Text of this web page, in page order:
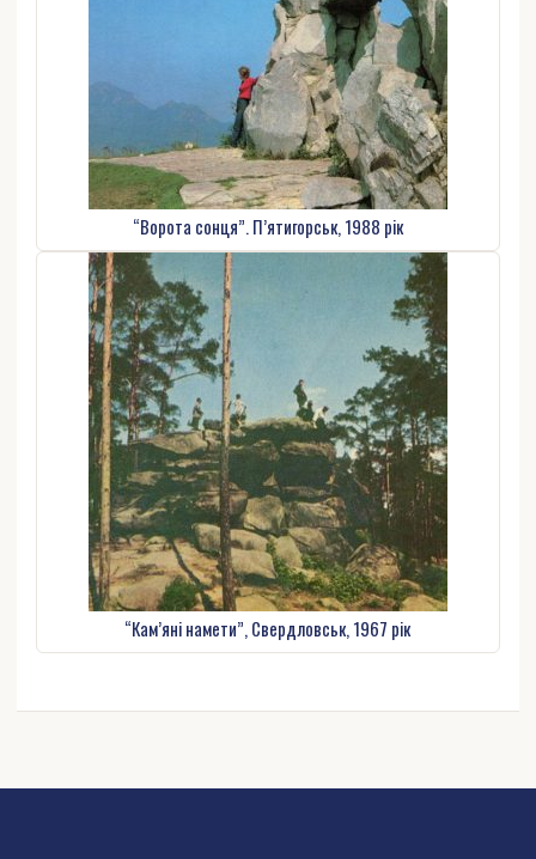
“Ворота сонця”. П’ятигорськ, 1988 рік
“Кам’яні намети”, Свердловськ, 1967 рік